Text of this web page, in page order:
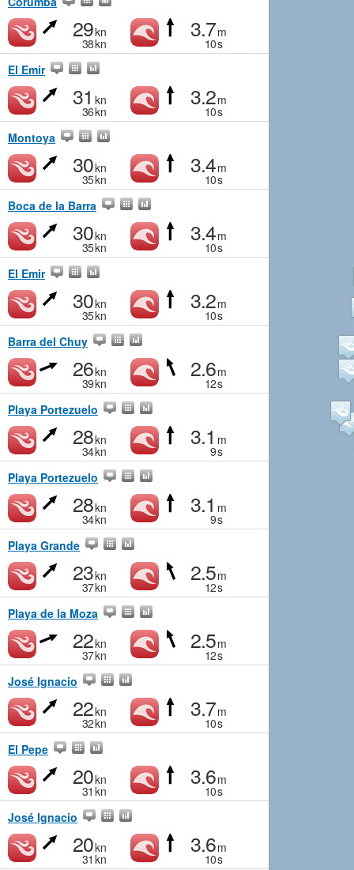
29kn
38kn
3.7m
10s
El Emir
31 kn
36kn
3.2m
10s
Montoya
30kn
35kn
3.4m
10s
Boca de la Barra
30kn
35kn
3.4m
10s
El Emir
30kn
35kn
3.2m
10s
Barra del Chuy
26kn
39kn
2.6m
12s
Playa Portezuelo
28kn
34kn
3.1 m
9s
Playa Portezuelo
28kn
34kn
3.1 m
9s
Playa Grande
23kn
37kn
2.5m
12s
Playa de la Moza
22kn
37kn
2.5m
12s
José Ignacio
22kn
32kn
3.7m
10s
El Pepe
20kn
31 kn
3.6m
10s
José Ignacio
20kn
31 kn
3.6m
10s